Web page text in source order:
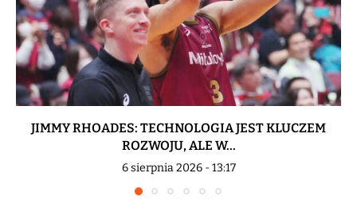
JIMMY RHOADES: TECHNOLOGIA JEST KLUCZEM
ROZWOJU, ALE W...
6 sierpnia 2026 - 13:17